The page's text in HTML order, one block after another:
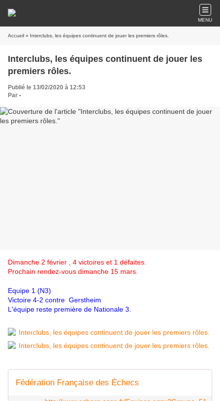
MENU
Accueil » Interclubs, les équipes continuent de jouer les premiers rôles.
Interclubs, les équipes continuent de jouer les
premiers rôles.
Publié le 13/02/2020 à 12:53
Par -
Dimanche 2 février , 4 victoires et 1 défaites.
Prochain rendez-vous dimanche 15 mars.
Equipe 1 (N3)
Victoire 4-2 contre Gerstheim
L'équipe reste première de Nationale 3.
Fédération Française des Échecs